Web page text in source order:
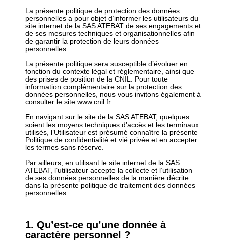
La présente politique de protection des données
personnelles a pour objet d’informer les utilisateurs du
site internet de la SAS ATEBAT de ses engagements et
de ses mesures techniques et organisationnelles afin
de garantir la protection de leurs données
personnelles.
La présente politique sera susceptible d’évoluer en
fonction du contexte légal et réglementaire, ainsi que
des prises de position de la CNIL. Pour toute
information complémentaire sur la protection des
données personnelles, nous vous invitons également à
consulter le site www.cnil.fr.
En navigant sur le site de la SAS ATEBAT, quelques
soient les moyens techniques d’accès et les terminaux
utilisés, l’Utilisateur est présumé connaître la présente
Politique de confidentialité et vié privée et en accepter
les termes sans réserve.
Par ailleurs, en utilisant le site internet de la SAS
ATEBAT, l’utilisateur accepte la collecte et l’utilisation
de ses données personnelles de la manière décrite
dans la présente politique de traitement des données
personnelles.
1. Qu’est-ce qu’une donnée à
caractère personnel ?